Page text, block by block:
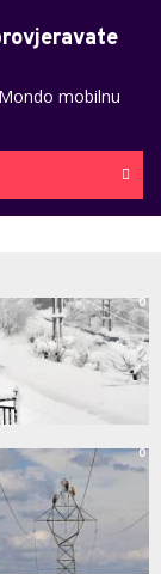
mobilnu
0
0